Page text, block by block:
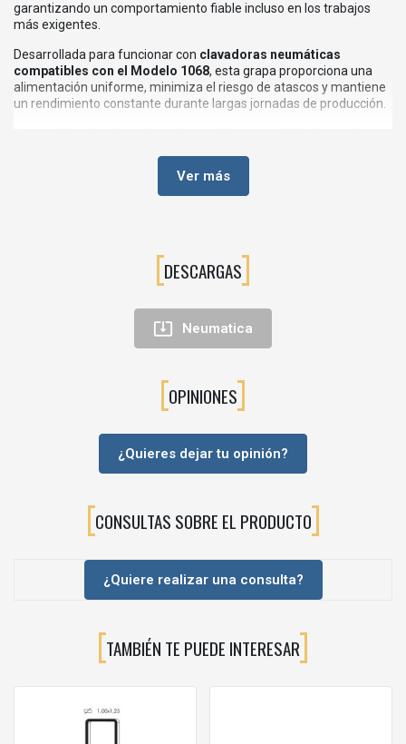
garantizando un comportamiento fiable incluso en los trabajos
más exigentes.
Desarrollada para funcionar con clavadoras neumáticas
compatibles con el Modelo 1068, esta grapa proporciona una
alimentación uniforme, minimiza el riesgo de atascos y mantiene
un rendimiento constante durante largas jornadas de producción.
💡VENTAJAS DE LA GRAPA MODELO 1068 OMER
Gran resistencia al esfuerzo y a la tracción.
Reduce el riesgo de interrupciones por atascos.
Ideal para trabajos repetitivos y producción industrial.
⚙️APLICACIONES RECOMENDADAS
La Grapa Modelo 1068 está especialmente indicada para:
Fabricación de muebles.
Ebanistería.
Ensamblaje de bastidores.
Fijación de paneles y tableros.
Fabricación de embalajes de madera.
Industria de la transformación de la madera.
Procesos de producción en serie.
Su elevada capacidad de sujeción la hace especialmente
adecuada para aplicaciones donde la resistencia de la unión es un
factor determinante.
Ver más
DESCARGAS
 Neumatica
OPINIONES
¿Quieres dejar tu opinión?
CONSULTAS SOBRE EL PRODUCTO
¿Quiere realizar una consulta?
TAMBIÉN TE PUEDE INTERESAR